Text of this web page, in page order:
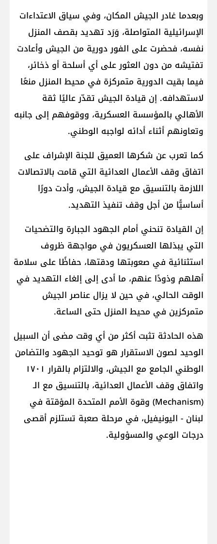
وبعدما غادر الجيش المكان، وفي سياق الاعتداءات
الإسرائيلية المتواصلة، وَرَد تهديد بقصف المنزل
نفسه، فحضرت على الفور دورية من الجيش وأعادت
تفتيشه من دون العثور على أي أسلحة أو ذخائر،
فيما بقيت الدورية متمركزة في محيط المنزل منعًا
لاستهدافه. إن قيادة الجيش تقدّر عاليًا ثقة
الأهالي بالمؤسسة العسكرية، ووقوفهم إلى جانبه
وتعاونهم أثناء أدائه لواجبه الوطني.
كما تعرب عن شكرها العميق للجنة الإشراف على
اتفاق وقف الأعمال العدائية التي قامت بالاتصالات
اللازمة بالتنسيق مع قيادة الجيش، وأدت دورًا
أساسيًّا من أجل وقف تنفيذ التهديد.
إن القيادة تنحني أمام الجهود الجبارة والتضحيات
التي يبذلها العسكريون في مواجهة ظروف
استثنائية في صعوبتها ودقتها، حفاظًا على سلامة
أهلهم وذودًا عنهم، ما أدى إلى إلغاء التهديد في
الوقت الحالي، في حين لا يزال عناصر الجيش
متمركزين في محيط المنزل حتى الساعة.
هذه الحادثة تثبت أكثر من أي وقت مضى أن السبيل
الوحيد لصون الاستقرار هو توحيد الجهود والتضامن
الوطني الجامع مع الجيش، والالتزام بالقرار ١٧٠١
واتفاق وقف الأعمال العدائية، بالتنسيق مع الـ
(Mechanism) وقوة الأمم المتحدة المؤقتة في
لبنان - اليونيفيل، في مرحلة صعبة تستلزم أقصى
درجات الوعي والمسؤولية.